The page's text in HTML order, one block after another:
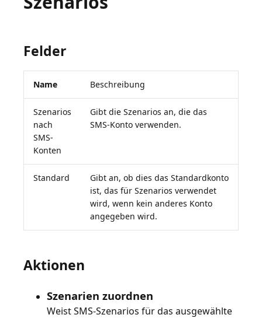
Felder
Name Beschreibung
Szenarios
nach
SMS-
Konten
Gibt die Szenarios an, die das
SMS-Konto verwenden.
Standard
Gibt an, ob dies das Standardkonto
ist, das für Szenarios verwendet
wird, wenn kein anderes Konto
angegeben wird.
Aktionen
Szenarien zuordnen
Weist SMS-Szenarios für das ausgewählte